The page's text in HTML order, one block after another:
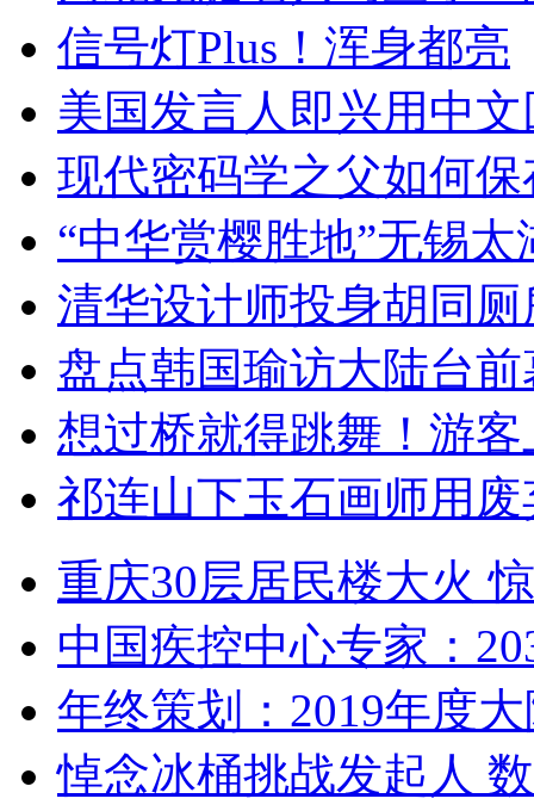
信号灯Plus！浑身都亮
美国发言人即兴用中
现代密码学之父如何
“中华赏樱胜地”无锡
清华设计师投身胡同
盘点韩国瑜访大陆台
想过桥就得跳舞！游客
祁连山下玉石画师用
重庆30层居民楼大火
中国疾控中心专家：
年终策划：2019年度
悼念冰桶挑战发起人